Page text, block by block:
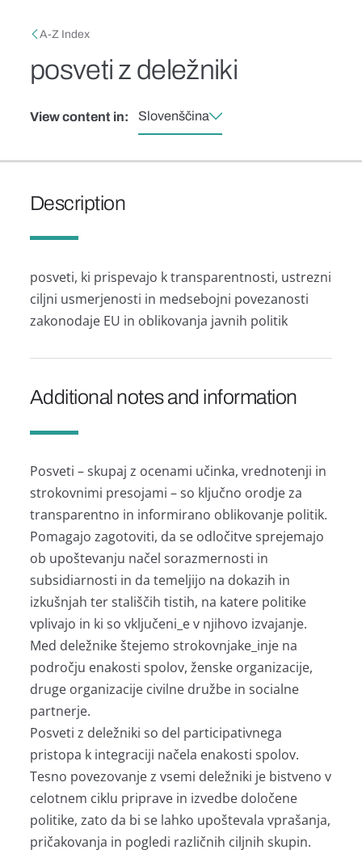
Breadcrumb
A-Z Index
posveti z deležniki
View content in: Slovenščina
Description
posveti, ki prispevajo k transparentnosti, ustrezni
ciljni usmerjenosti in medsebojni povezanosti
zakonodaje EU in oblikovanja javnih politik
Additional notes and information
Posveti – skupaj z ocenami učinka, vrednotenji in
strokovnimi presojami – so ključno orodje za
transparentno in informirano oblikovanje politik.
Pomagajo zagotoviti, da se odločitve sprejemajo
ob upoštevanju načel sorazmernosti in
subsidiarnosti in da temeljijo na dokazih in
izkušnjah ter stališčih tistih, na katere politike
vplivajo in ki so vključeni_e v njihovo izvajanje.
Med deležnike štejemo strokovnjake_inje na
področju enakosti spolov, ženske organizacije,
druge organizacije civilne družbe in socialne
partnerje.
Posveti z deležniki so del participativnega
pristopa k integraciji načela enakosti spolov.
Tesno povezovanje z vsemi deležniki je bistveno v
celotnem ciklu priprave in izvedbe določene
politike, zato da bi se lahko upoštevala vprašanja,
pričakovanja in pogledi različnih ciljnih skupin.